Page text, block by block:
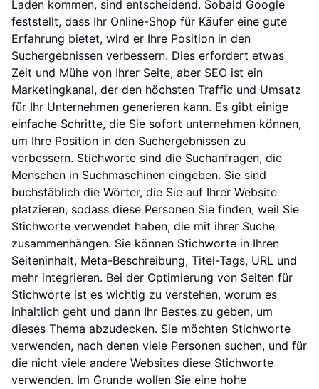
Laden kommen, sind entscheidend. Sobald Google
feststellt, dass Ihr Online-Shop für Käufer eine gute
Erfahrung bietet, wird er Ihre Position in den
Suchergebnissen verbessern. Dies erfordert etwas
Zeit und Mühe von Ihrer Seite, aber SEO ist ein
Marketingkanal, der den höchsten Traffic und Umsatz
für Ihr Unternehmen generieren kann. Es gibt einige
einfache Schritte, die Sie sofort unternehmen können,
um Ihre Position in den Suchergebnissen zu
verbessern. Stichworte sind die Suchanfragen, die
Menschen in Suchmaschinen eingeben. Sie sind
buchstäblich die Wörter, die Sie auf Ihrer Website
platzieren, sodass diese Personen Sie finden, weil Sie
Stichworte verwendet haben, die mit ihrer Suche
zusammenhängen. Sie können Stichworte in Ihren
Seiteninhalt, Meta-Beschreibung, Titel-Tags, URL und
mehr integrieren. Bei der Optimierung von Seiten für
Stichworte ist es wichtig zu verstehen, worum es
inhaltlich geht und dann Ihr Bestes zu geben, um
dieses Thema abzudecken. Sie möchten Stichworte
verwenden, nach denen viele Personen suchen, und für
die nicht viele andere Websites diese Stichworte
verwenden. Im Grunde wollen Sie eine hohe